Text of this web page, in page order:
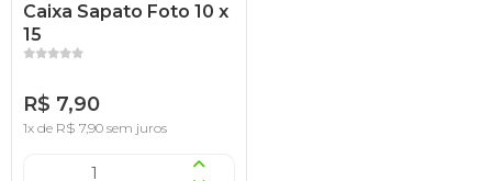
Caixa Sapato Foto 10 x
15
R$ 7,90
1x de R$ 7,90 sem juros